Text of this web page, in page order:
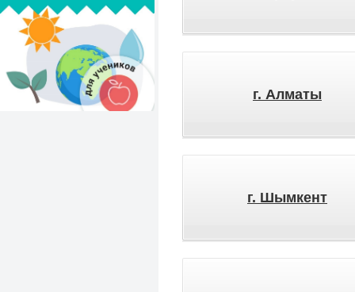
г. Алматы
г. Шымкент